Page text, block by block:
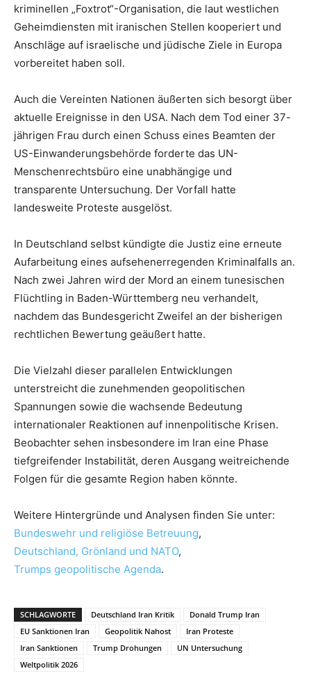
kriminellen „Foxtrot“-Organisation, die laut westlichen
Geheimdiensten mit iranischen Stellen kooperiert und
Anschläge auf israelische und jüdische Ziele in Europa
vorbereitet haben soll.
Auch die Vereinten Nationen äußerten sich besorgt über
aktuelle Ereignisse in den USA. Nach dem Tod einer 37-
jährigen Frau durch einen Schuss eines Beamten der
US-Einwanderungsbehörde forderte das UN-
Menschenrechtsbüro eine unabhängige und
transparente Untersuchung. Der Vorfall hatte
landesweite Proteste ausgelöst.
In Deutschland selbst kündigte die Justiz eine erneute
Aufarbeitung eines aufsehenerregenden Kriminalfalls an.
Nach zwei Jahren wird der Mord an einem tunesischen
Flüchtling in Baden-Württemberg neu verhandelt,
nachdem das Bundesgericht Zweifel an der bisherigen
rechtlichen Bewertung geäußert hatte.
Die Vielzahl dieser parallelen Entwicklungen
unterstreicht die zunehmenden geopolitischen
Spannungen sowie die wachsende Bedeutung
internationaler Reaktionen auf innenpolitische Krisen.
Beobachter sehen insbesondere im Iran eine Phase
tiefgreifender Instabilität, deren Ausgang weitreichende
Folgen für die gesamte Region haben könnte.
Weitere Hintergründe und Analysen finden Sie unter:
Bundeswehr und religiöse Betreuung,
Deutschland, Grönland und NATO,
Trumps geopolitische Agenda.
SCHLAGWORTE Deutschland Iran Kritik
Donald Trump Iran
EU Sanktionen Iran
Geopolitik Nahost
Iran Proteste
Iran Sanktionen
Trump Drohungen
UN Untersuchung
Weltpolitik 2026